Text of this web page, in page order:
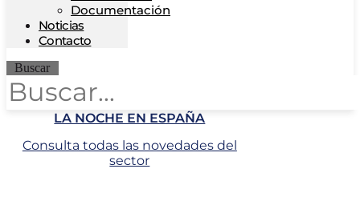
Documentación
Noticias
Contacto
Buscar
LA NOCHE EN ESPAÑA
Consulta todas las novedades del
sector